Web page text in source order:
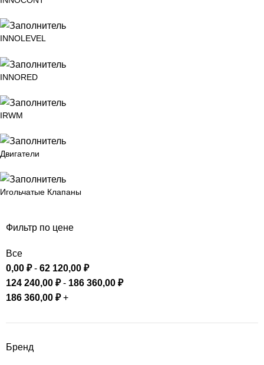
INNOLEVEL
INNORED
IRWM
Двигатели
Игольчатые Клапаны
Фильтр по цене
Все
0,00 ₽- 62 120,00 ₽
124 240,00 ₽- 186 360,00 ₽
186 360,00 ₽+
Бренд